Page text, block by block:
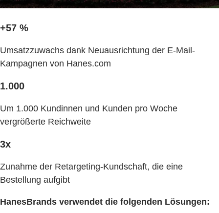
+57 %
Umsatzzuwachs dank Neuausrichtung der E-Mail-
Kampagnen von Hanes.com
1.000
Um 1.000 Kundinnen und Kunden pro Woche
vergrößerte Reichweite
3x
Zunahme der Retargeting-Kundschaft, die eine
Bestellung aufgibt
HanesBrands verwendet die folgenden Lösungen: